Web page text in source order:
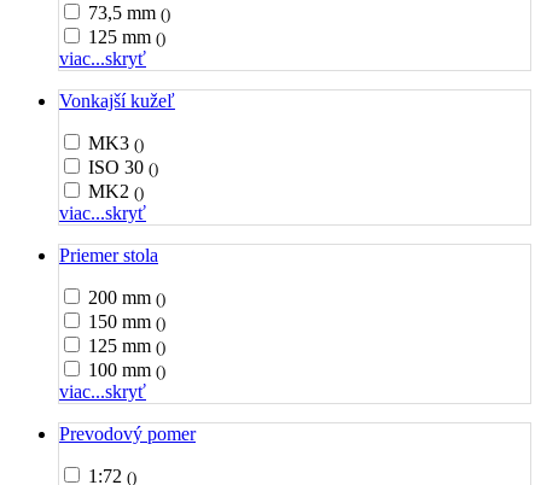
73,5 mm ()
125 mm ()
viac...skryť
Vonkajší kužeľ
MK3 ()
ISO 30 ()
MK2 ()
viac...skryť
Priemer stola
200 mm ()
150 mm ()
125 mm ()
100 mm ()
viac...skryť
Prevodový pomer
1:72 ()